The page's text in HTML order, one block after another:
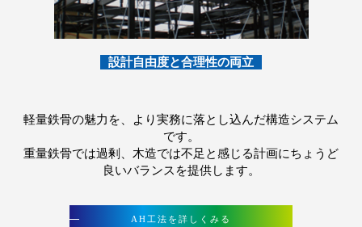
設計自由度と合理性の両立
軽量鉄骨の魅力を、より実務に落とし込んだ構造システム
です。
重量鉄骨では過剰、木造では不足と感じる計画にちょうど
良いバランスを提供します。
AH工法を詳しくみる